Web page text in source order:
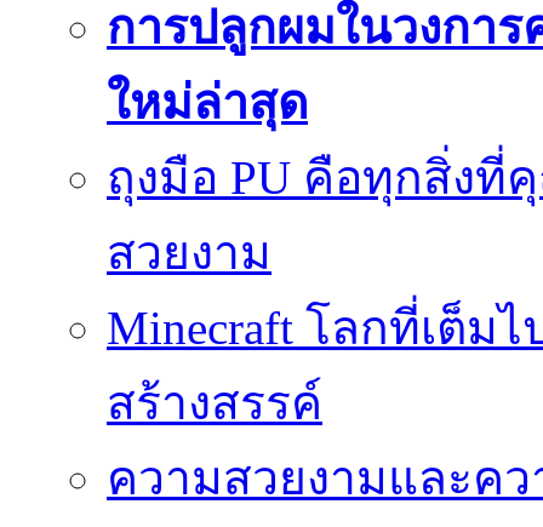
การปลูกผมในวงกา
ใหม่ล่าสุด
ถุงมือ PU คือทุกสิ่งที่
สวยงาม
Minecraft โลกที่เต็ม
สร้างสรรค์
ความสวยงามและค